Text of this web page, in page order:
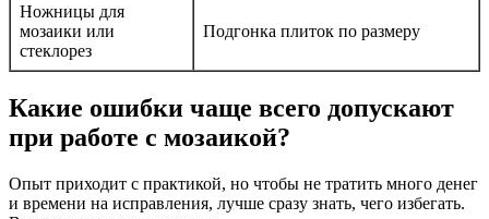
Ножницы для
мозаики или
стеклорез
Подгонка плиток по размеру
Какие ошибки чаще всего допускают
при работе с мозаикой?
Опыт приходит с практикой, но чтобы не тратить много денег
и времени на исправления, лучше сразу знать, чего избегать.